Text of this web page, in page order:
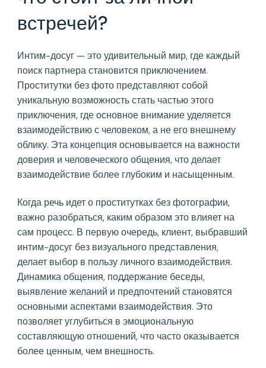
встречей?
Интим-досуг — это удивительный мир, где каждый
поиск партнера становится приключением.
Проститутки без фото представляют собой
уникальную возможность стать частью этого
приключения, где основное внимание уделяется
взаимодействию с человеком, а не его внешнему
облику. Эта концепция основывается на важности
доверия и человеческого общения, что делает
взаимодействие более глубоким и насыщенным.
Когда речь идет о проститутках без фотографии,
важно разобраться, каким образом это влияет на
сам процесс. В первую очередь, клиент, выбравший
интим-досуг без визуального представления,
делает выбор в пользу личного взаимодействия.
Динамика общения, поддержание беседы,
выявление желаний и предпочтений становятся
основными аспектами взаимодействия. Это
позволяет углубиться в эмоциональную
составляющую отношений, что часто оказывается
более ценным, чем внешность.